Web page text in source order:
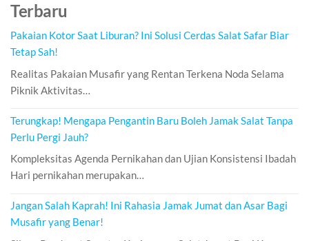
Terbaru
Pakaian Kotor Saat Liburan? Ini Solusi Cerdas Salat Safar Biar
Tetap Sah!
Realitas Pakaian Musafir yang Rentan Terkena Noda Selama
Piknik Aktivitas…
Terungkap! Mengapa Pengantin Baru Boleh Jamak Salat Tanpa
Perlu Pergi Jauh?
Kompleksitas Agenda Pernikahan dan Ujian Konsistensi Ibadah
Hari pernikahan merupakan…
Jangan Salah Kaprah! Ini Rahasia Jamak Jumat dan Asar Bagi
Musafir yang Benar!